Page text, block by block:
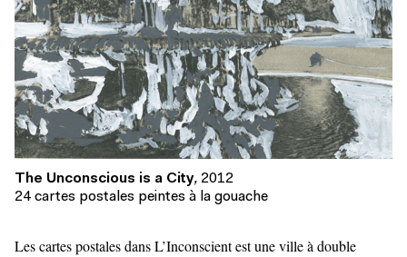
The Unconscious is a City, 2012
24 cartes postales peintes à la gouache
Les cartes postales dans L’Inconscient est une ville à double